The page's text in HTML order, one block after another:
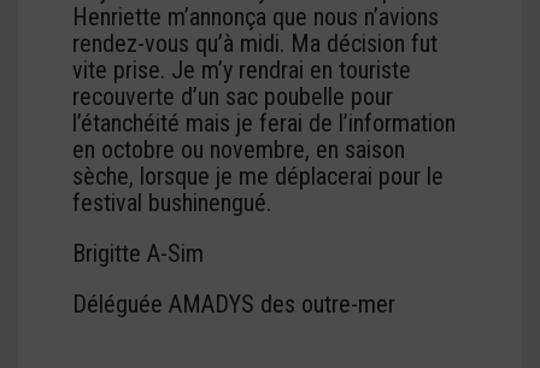
Henriette m’annonça que nous n’avions
rendez-vous qu’à midi. Ma décision fut
vite prise. Je m’y rendrai en touriste
recouverte d’un sac poubelle pour
l’étanchéité mais je ferai de l’information
en octobre ou novembre, en saison
sèche, lorsque je me déplacerai pour le
festival bushinengué.
Brigitte A-Sim
Déléguée AMADYS des outre-mer